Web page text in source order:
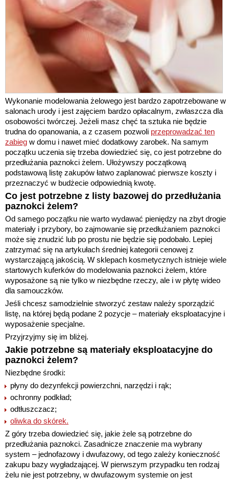
Wykonanie modelowania żelowego jest bardzo zapotrzebowane w
salonach urody i jest zajęciem bardzo opłacalnym, zwłaszcza dla
osobowości twórczej. Jeżeli masz chęć ta sztuka nie będzie
trudna do opanowania, a z czasem pozwoli przeprowadzać ten
zabieg w domu i nawet mieć dodatkowy zarobek. Na samym
początku uczenia się trzeba dowiedzieć się, co jest potrzebne do
przedłużania paznokci żelem. Ułożywszy początkową
podstawową listę zakupów łatwo zaplanować pierwsze koszty i
przeznaczyć w budżecie odpowiednią kwotę.
Co jest potrzebne z listy bazowej do przedłużania
paznokci żelem?
Od samego początku nie warto wydawać pieniędzy na zbyt drogie
materiały i przybory, bo zajmowanie się przedłużaniem paznokci
może się znudzić lub po prostu nie będzie się podobało. Lepiej
zatrzymać się na artykułach średniej kategorii cenowej z
wystarczającą jakością. W sklepach kosmetycznych istnieje wiele
startowych kuferków do modelowania paznokci żelem, które
wyposażone są nie tylko w niezbędne rzeczy, ale i w płytę wideo
dla samouczków.
Jeśli chcesz samodzielnie stworzyć zestaw należy sporządzić
listę, na której będą podane 2 pozycje – materiały eksploatacyjne i
wyposażenie specjalne.
Przyjrzyjmy się im bliżej.
Jakie potrzebne są materiały eksploatacyjne do
paznokci żelem?
Niezbędne środki:
płyny do dezynfekcji powierzchni, narzędzi i rąk;
ochronny podkład;
odtłuszczacz;
oliwka do skórek.
Z góry trzeba dowiedzieć się, jakie żele są potrzebne do
przedłużania paznokci. Zasadnicze znaczenie ma wybrany
system – jednofazowy i dwufazowy, od tego zależy konieczność
zakupu bazy wygładzającej. W pierwszym przypadku ten rodzaj
żelu nie jest potrzebny, w dwufazowym systemie on jest